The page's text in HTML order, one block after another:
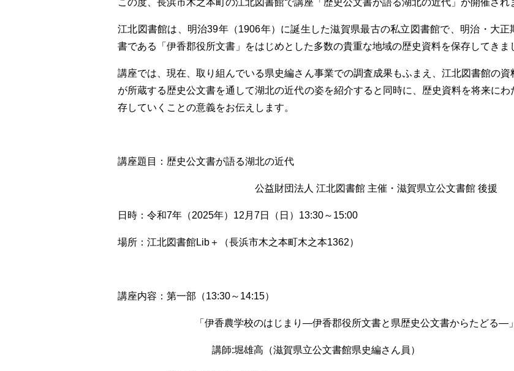
この度、長浜市木之本町の江北図書館で講座「歴史公文書が語る湖北の近代」が開催され
江北図書館は、明治39年（1906年）に誕生した滋賀県最古の私立図書館で、明治・大正
書である「伊香郡役所文書」をはじめとした多数の貴重な地域の歴史資料を保存してきま
講座では、現在、取り組んでいる県史編さん事業での調査成果もふまえ、江北図書館の資
が所蔵する歴史公文書を通して湖北の近代の姿を紹介すると同時に、歴史資料を将来にわ
存していくことの意義をお伝えします。
講座題目：歴史公文書が語る湖北の近代
公益財団法人 江北図書館 主催・滋賀県立公文書館 後援
日時：令和7年（2025年）12月7日（日）13:30～15:00
場所：江北図書館Lib＋（長浜市木之本町木之本1362）
講座内容：第一部（13:30～14:15）
「伊香農学校のはじまり―伊香郡役所文書と県歴史公文書からたどる―」
講師:堀雄高（滋賀県立公文書館県史編さん員）